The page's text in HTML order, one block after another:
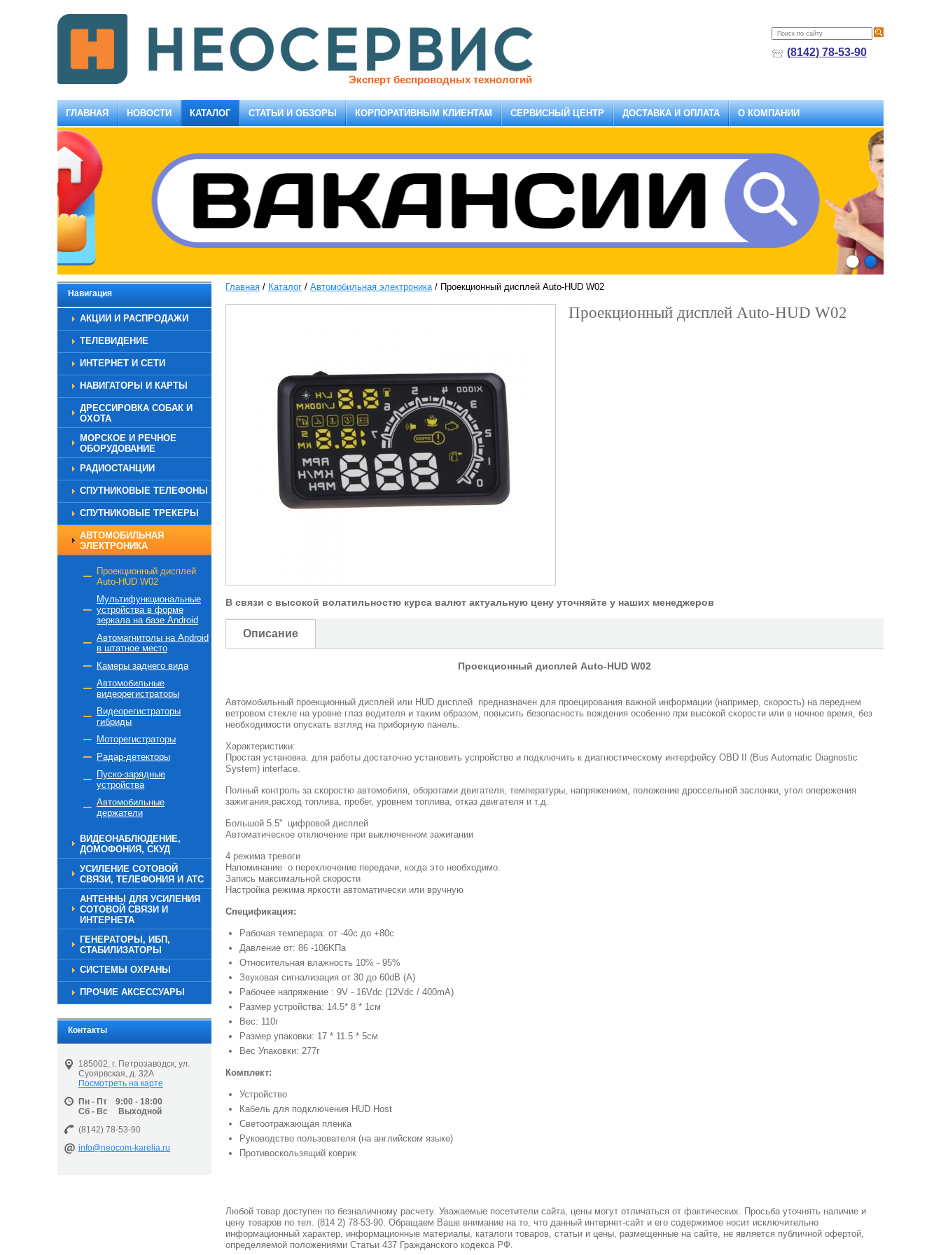
Эксперт беспроводных технологий
(8142) 78-53-90
ГЛАВНАЯ НОВОСТИ КАТАЛОГ СТАТЬИ И ОБЗОРЫ КОРПОРАТИВНЫМ КЛИЕНТАМ СЕРВИСНЫЙ ЦЕНТР ДОСТАВКА И ОПЛАТА О КОМПАНИИ
1
2
Навигация
АКЦИИ И РАСПРОДАЖИ
ТЕЛЕВИДЕНИЕ
ИНТЕРНЕТ И СЕТИ
НАВИГАТОРЫ И КАРТЫ
ДРЕССИРОВКА СОБАК И
ОХОТА
МОРСКОЕ И РЕЧНОЕ
ОБОРУДОВАНИЕ
РАДИОСТАНЦИИ
СПУТНИКОВЫЕ ТЕЛЕФОНЫ
СПУТНИКОВЫЕ ТРЕКЕРЫ
АВТОМОБИЛЬНАЯ
ЭЛЕКТРОНИКА
Проекционный дисплей
Auto-HUD W02
Мультифункциональные
устройства в форме
зеркала на базе Android
Автомагнитолы на Android
в штатное место
Камеры заднего вида
Автомобильные
видеорегистраторы
Видеорегистраторы
гибриды
Моторегистраторы
Радар-детекторы
Пуско-зарядные
устройства
Автомобильные
держатели
ВИДЕОНАБЛЮДЕНИЕ,
ДОМОФОНИЯ, СКУД
УСИЛЕНИЕ СОТОВОЙ
СВЯЗИ, ТЕЛЕФОНИЯ И АТС
АНТЕННЫ ДЛЯ УСИЛЕНИЯ
СОТОВОЙ СВЯЗИ И
ИНТЕРНЕТА
ГЕНЕРАТОРЫ, ИБП,
СТАБИЛИЗАТОРЫ
СИСТЕМЫ ОХРАНЫ
ПРОЧИЕ АКСЕССУАРЫ
Контакты
185002, г. Петрозаводск, ул.
Суоярвская, д. 32А
Посмотреть на карте
Пн - Пт 9:00 - 18:00
Сб - Вс Выходной
(8142) 78-53-90
info@neocom-karelia.ru
Главная / Каталог / Автомобильная электроника / Проекционный дисплей Auto-HUD W02
Проекционный дисплей Auto-HUD W02
В связи с высокой волатильностю курса валют актуальную цену уточняйте у наших менеджеров
Описание
Проекционный дисплей Auto-HUD W02
Автомобильный проекционный дисплей или HUD дисплей предназначен для проецирования важной информации (например, скорость) на переднем
ветровом стекле на уровне глаз водителя и таким образом, повысить безопасность вождения особенно при высокой скорости или в ночное время, без
необходимости опускать взгляд на приборную панель.
Характеристики:
Простая установка. для работы достаточно установить успройство и подключить к диагностическому интерфейсу OBD II (Bus Automatic Diagnostic
System) interface.
Полный контроль за скоростю автомобиля, оборотами двигателя, температуры, напряжением, положение дроссельной заслонки, угол опережения
зажигания,расход топлива, пробег, уровнем топлива, отказ двигателя и т.д.
Большой 5.5'' цифровой дисплей
Автоматическое отключение при выключенном зажигании
4 режима тревоги
Напоминание о переключение передачи, когда это необходимо.
Запись максимальной скорости
Настройка режима яркости автоматически или вручную
Спецификация:
Рабочая темперара: от -40c до +80c
Давление от: 86 -106KПa
Относительная влажность 10% - 95%
Звуковая сигнализация от 30 до 60dB (A)
Рабочее напряжение : 9V - 16Vdc (12Vdc / 400mA)
Размер устройства: 14.5* 8 * 1см
Вес: 110г
Размер упаковки: 17 * 11.5 * 5см
Вес Упаковки: 277г
Комплект:
Устройство
Кабель для подключения HUD Host
Светоотражающая пленка
Руководство пользователя (на английском языке)
Противоскользящий коврик
Любой товар доступен по безналичному расчету. Уважаемые посетители сайта, цены могут отличаться от фактических. Просьба уточнять наличие и
цену товаров по тел. (814 2) 78-53-90. Обращаем Ваше внимание на то, что данный интернет-сайт и его содержимое носит исключительно
информационный характер, информационные материалы, каталоги товаров, статьи и цены, размещенные на сайте, не является публичной офертой,
определяемой положениями Статьи 437 Гражданского кодекса РФ.